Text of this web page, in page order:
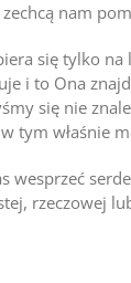
nam
się tylko
i to Ona
się nie
tym właśnie
wesprzeć
rzeczowej